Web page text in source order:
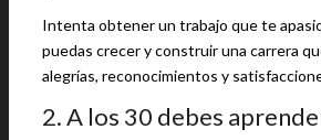
Intenta obtener un trabajo que te
puedas crecer y construir una carrera
alegrías, reconocimientos y
2. A los 30 debes